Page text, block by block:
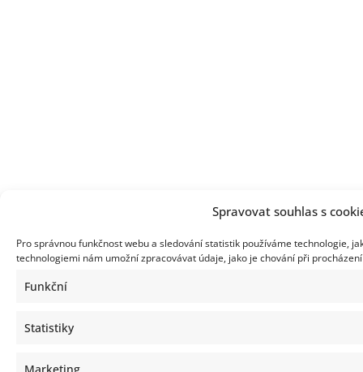
Spravovat souhlas s
Pro správnou funkčnost webu a sledování statistik používáme technologie,
technologiemi nám umožní zpracovávat údaje, jako je chování při
Funkční
Statistiky